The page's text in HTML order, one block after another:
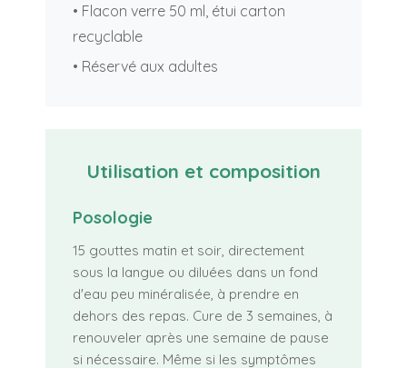
• Flacon verre 50 ml, étui carton
recyclable
• Réservé aux adultes
Utilisation et composition
Posologie
15 gouttes matin et soir, directement
sous la langue ou diluées dans un fond
d'eau peu minéralisée, à prendre en
dehors des repas. Cure de 3 semaines, à
renouveler après une semaine de pause
si nécessaire. Même si les symptômes